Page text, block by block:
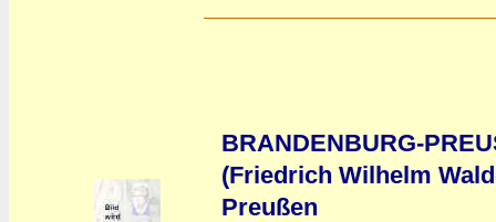
BRANDENBURG-
(Friedrich Wilhelm
Preußen